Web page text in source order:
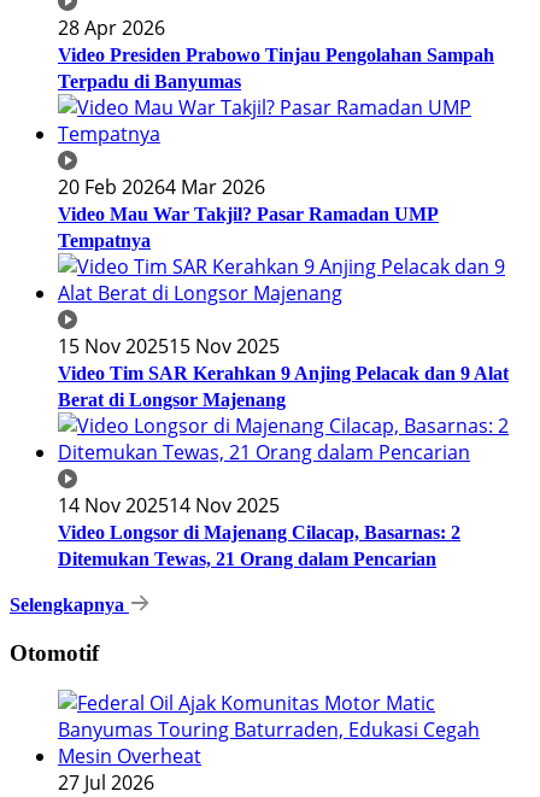
28 Apr 2026
Video Presiden Prabowo Tinjau Pengolahan Sampah
Terpadu di Banyumas
20 Feb 20264 Mar 2026
Video Mau War Takjil? Pasar Ramadan UMP
Tempatnya
15 Nov 202515 Nov 2025
Video Tim SAR Kerahkan 9 Anjing Pelacak dan 9 Alat
Berat di Longsor Majenang
14 Nov 202514 Nov 2025
Video Longsor di Majenang Cilacap, Basarnas: 2
Ditemukan Tewas, 21 Orang dalam Pencarian
Selengkapnya
Otomotif
27 Jul 2026